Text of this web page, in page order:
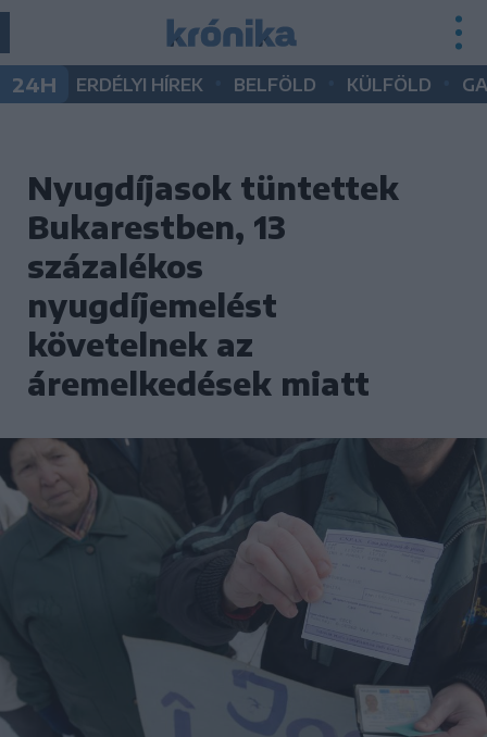
24H ERDÉLYI HÍREK BELFÖLD KÜLFÖLD
Nyugdíjasok tüntettek
Bukarestben, 13
százalékos
nyugdíjemelést
követelnek az
áremelkedések miatt